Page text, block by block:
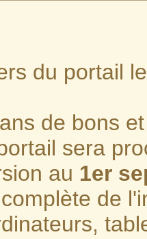
du portail
de bons
sera
au 1er
de